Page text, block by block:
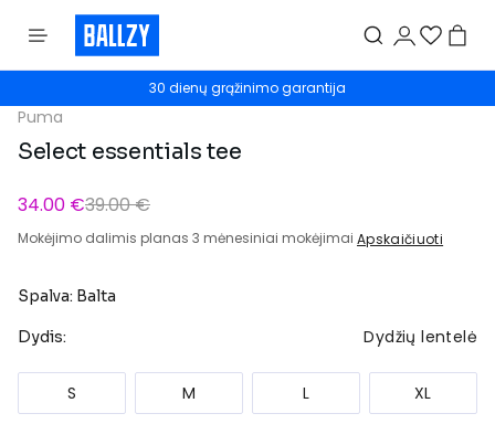
30 dienų grąžinimo garantija
Puma
Select essentials tee
34.00 €39.00 €
Mokėjimo dalimis planas 3 mėnesiniai mokėjimai Apskaičiuoti
Spalva: Balta
Dydis: Dydžių lentelė
S M L XL